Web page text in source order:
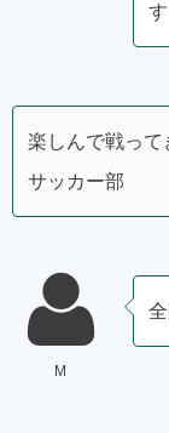
す
楽しんで戦っ
サッカー部
M